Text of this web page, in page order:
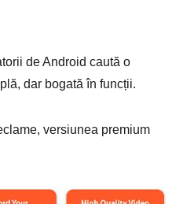
de Android caută o
dar bogată în funcții.
versiunea premium